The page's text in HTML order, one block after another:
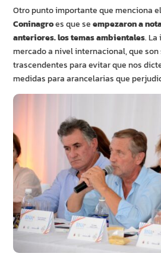
Otro punto importante que menciona
Coninagroes que seempezaron a
anteriores. los temas ambientales.
mercado a nivel internacional, que
trascendentes para evitar que nos
medidas para arancelarias que